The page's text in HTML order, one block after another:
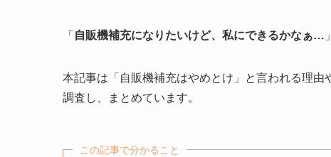
「 自販機補充になりたいけど、私にできるかなぁ…
本記事は「自販機補充はやめとけ」と言われる理由
調査し、まとめています。
この記事で分かること